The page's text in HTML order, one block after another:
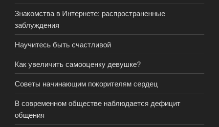
Знакомства в Интернете: распространенные
заблуждения
Научитесь быть счастливой
Как увеличить самооценку девушке?
Советы начинающим покорителям сердец
В современном обществе наблюдается дефицит
общения